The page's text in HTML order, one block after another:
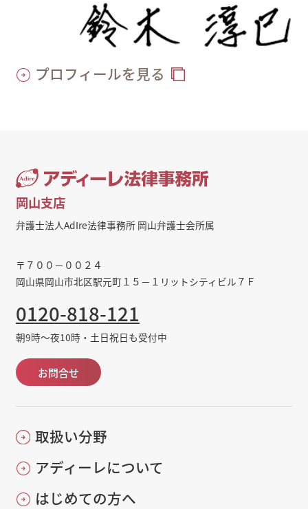
プロフィールを見る
岡山支店
弁護士法人AdIre法律事務所 岡山弁護士会所属
〒７００－００２４
岡山県岡山市北区駅元町１５－１リットシティビル７Ｆ
0120-818-121
朝9時～夜10時・土日祝日も受付中
お問合せ
取扱い分野
アディーレについて
はじめての方へ